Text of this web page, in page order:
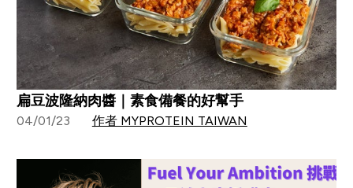
扁豆波隆納肉醬｜素食備餐的好幫手
04/01/23 作者 MYPROTEIN TAIWAN